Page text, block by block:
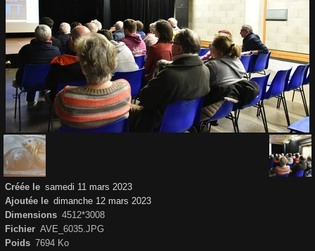
Créée le samedi 11 mars 2023
Ajoutée le dimanche 12 mars 2023
Dimensions 4512*3008
Fichier AVE_6035.JPG
Poids 7694 Ko